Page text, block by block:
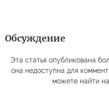
Обсуждение
Эта статья опубликована
она недоступна для
можете найти на